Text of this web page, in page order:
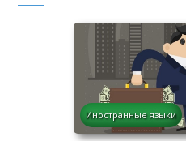
Иностранные языки